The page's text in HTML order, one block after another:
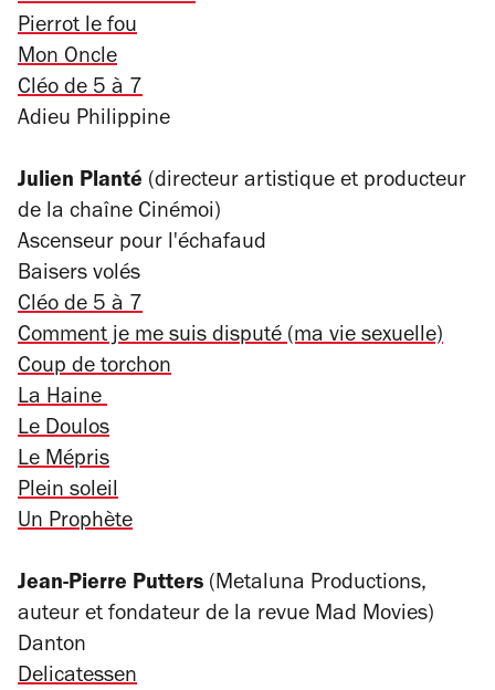
Pierrot le fou
Mon Oncle
Cléo de 5 à 7
Adieu Philippine
Julien Planté (directeur artistique et producteur
de la chaîne Cinémoi)
Ascenseur pour l'échafaud
Baisers volés
Cléo de 5 à 7
Comment je me suis disputé (ma vie sexuelle)
Coup de torchon
La Haine
Le Doulos
Le Mépris
Plein soleil
Un Prophète
Jean-Pierre Putters (Metaluna Productions,
auteur et fondateur de la revue Mad Movies)
Danton
Delicatessen